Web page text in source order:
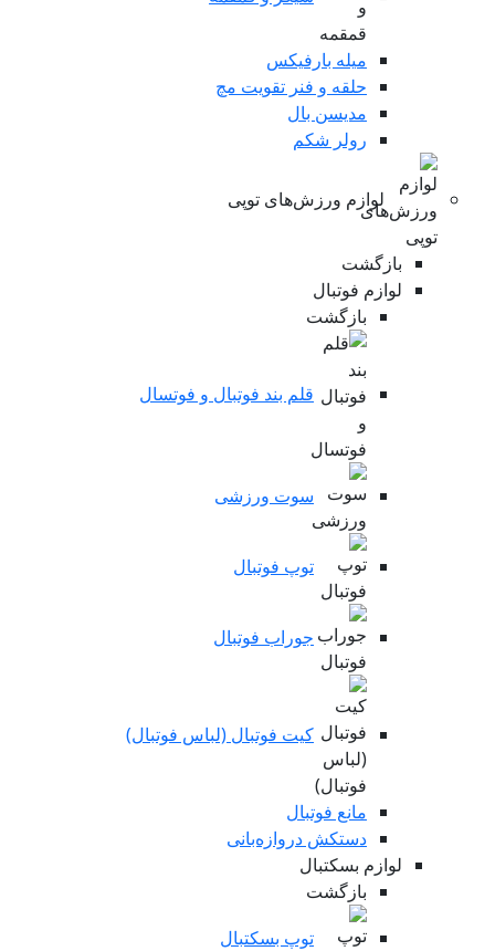
میله بارفیکس
حلقه و فنر تقویت مچ
مدیسن بال
رولر شکم
لوازم ورزش‌های توپی
بازگشت
لوازم فوتبال
بازگشت
قلم بند فوتبال و فوتسال
سوت ورزشی
توپ فوتبال
جوراب فوتبال
کیت فوتبال (لباس فوتبال)
مانع فوتبال
دستکش دروازه‌بانی
لوازم بسکتبال
بازگشت
توپ بسکتبال